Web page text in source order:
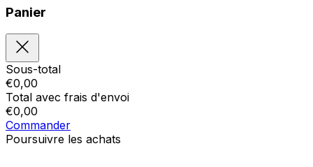
Panier
Sous-total
€0,00
Total avec frais d'envoi
€0,00
Commander
Poursuivre les achats